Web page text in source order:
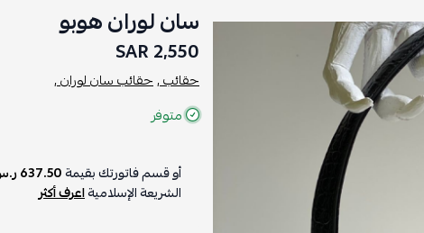
سان لوران هوبو
2,550 SAR
حقائب ,حقائب سان لوران ,
متوفر
أو قسم فاتورتك بقيمة637.50 ر.س
الشريعة الإسلاميةاعرف أكثر